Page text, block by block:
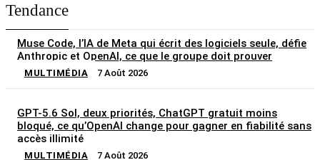
Tendance
Muse Code, l’IA de Meta qui écrit des logiciels seule, défie
Anthropic et OpenAI, ce que le groupe doit prouver
MULTIMÉDIA 7 Août 2026
GPT-5.6 Sol, deux priorités, ChatGPT gratuit moins
bloqué, ce qu’OpenAI change pour gagner en fiabilité sans
accès illimité
MULTIMÉDIA 7 Août 2026